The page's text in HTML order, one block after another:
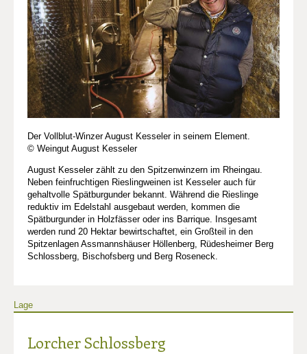
Der Vollblut-Winzer August Kesseler in seinem Element.
© Weingut August Kesseler
August Kesseler zählt zu den Spitzenwinzern im Rheingau.
Neben feinfruchtigen Rieslingweinen ist Kesseler auch für
gehaltvolle Spätburgunder bekannt. Während die Rieslinge
reduktiv im Edelstahl ausgebaut werden, kommen die
Spätburgunder in Holzfässer oder ins Barrique. Insgesamt
werden rund 20 Hektar bewirtschaftet, ein Großteil in den
Spitzenlagen Assmannshäuser Höllenberg, Rüdesheimer Berg
Schlossberg, Bischofsberg und Berg Roseneck.
Lage
Lorcher Schlossberg